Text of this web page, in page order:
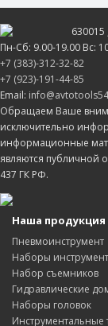
630015
Пн-Сб: 9.00-19.00 Вс:
+7 (383)-312-32-82
+7 (923)-191-44-85
Email:
Обращаем Ваше
исключительно
информационные
являются публичной
437 ГК РФ.
Наша продукция
Пневмоинструмент
Наборы
Набор съемников
Гидравлические
Наборы головок
Инструментальные